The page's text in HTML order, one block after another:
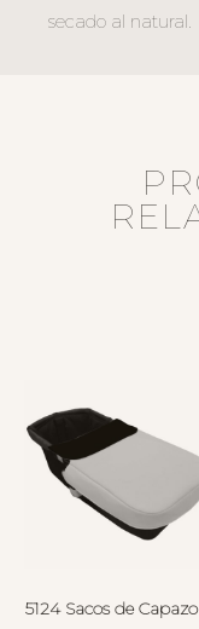
secado al natural.
5124 Sacos de